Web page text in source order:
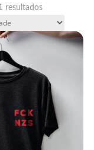
resultadosClassificado
popularidade